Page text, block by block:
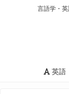
言語学・
英語